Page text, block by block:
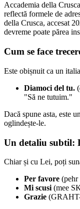
Accademia della
reflectă formele de
della Crusca, accesat
devreme poate părea
Cum se face
Este obișnuit ca un
Diamoci del tu.
"Să ne tutuim."
Dacă spune asta, este
oglindește-le.
Un detaliu subtil:
Chiar și cu Lei, poți
Per favore
Mi scusi (mee
Grazie